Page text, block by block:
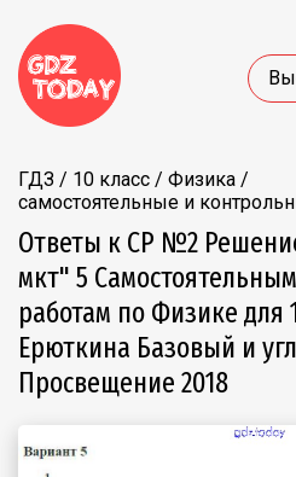
ГДЗ / 10 класс / Физика /
самостоятельные и
Ответы к СР №2
мкт" 5
работам по Физике для
Ерюткина Базовый и
Просвещение 2018